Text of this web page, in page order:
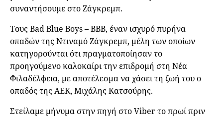
συναντήσουμε στο Ζάγκρεμπ.
Τους Bad Blue Boys – BBB, έναν ισχυρό πυρήνα
οπαδών της Ντιναμό Ζάγκρεμπ, μέλη των οποίων
κατηγορούνται ότι πραγματοποίησαν το
προηγούμενο καλοκαίρι την επιδρομή στη Νέα
Φιλαδέλφεια, με αποτέλεσμα να χάσει τη ζωή του ο
οπαδός της ΑΕΚ, Μιχάλης Κατσούρης.
Στείλαμε μήνυμα στην πηγή στο Viber το πρωί πριν